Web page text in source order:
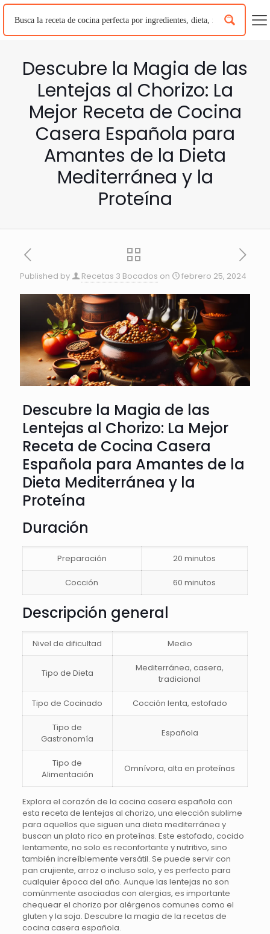
Descubre la Magia de las
Lentejas al Chorizo: La
Mejor Receta de Cocina
Casera Española para
Amantes de la Dieta
Mediterránea y la
Proteína
Published by Recetas 3 Bocados on febrero 25, 2024
Descubre la Magia de las
Lentejas al Chorizo: La Mejor
Receta de Cocina Casera
Española para Amantes de la
Dieta Mediterránea y la
Proteína
Duración
Preparación 20 minutos
Cocción 60 minutos
Descripción general
Nivel de dificultad Medio
Tipo de Dieta
Mediterránea, casera,
tradicional
Tipo de Cocinado Cocción lenta, estofado
Tipo de
Gastronomía
Española
Tipo de
Alimentación
Omnívora, alta en proteínas
Explora el corazón de la cocina casera española con
esta receta de lentejas al chorizo, una elección sublime
para aquellos que siguen una dieta mediterránea y
buscan un plato rico en proteínas. Este estofado, cocido
lentamente, no solo es reconfortante y nutritivo, sino
también increíblemente versátil. Se puede servir con
pan crujiente, arroz o incluso solo, y es perfecto para
cualquier época del año. Aunque las lentejas no son
comúnmente asociadas con alergias, es importante
chequear el chorizo por alérgenos comunes como el
gluten y la soja. Descubre la magia de la recetas de
cocina casera española.